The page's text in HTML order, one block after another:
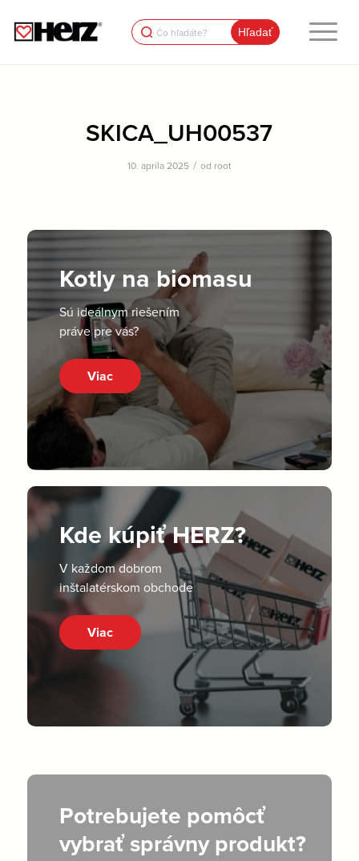
Search
for:
SKICA_UH00537
10. apríla 2025 / od root
Kotly na biomasu
Sú ideálnym riešením
práve pre vás?
Viac
Kde kúpiť HERZ?
V každom dobrom
inštalatérskom obchode
Viac
Potrebujete pomôcť
vybrať správny produkt?